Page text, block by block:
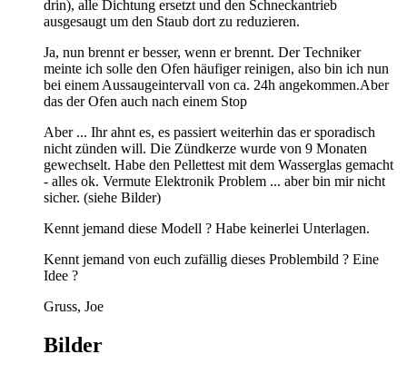
drin), alle Dichtung ersetzt und den Schneckantrieb
ausgesaugt um den Staub dort zu reduzieren.
Ja, nun brennt er besser, wenn er brennt. Der Techniker
meinte ich solle den Ofen häufiger reinigen, also bin ich nun
bei einem Aussaugeintervall von ca. 24h angekommen.Aber
das der Ofen auch nach einem Stop
Aber ... Ihr ahnt es, es passiert weiterhin das er sporadisch
nicht zünden will. Die Zündkerze wurde von 9 Monaten
gewechselt. Habe den Pellettest mit dem Wasserglas gemacht
- alles ok. Vermute Elektronik Problem ... aber bin mir nicht
sicher. (siehe Bilder)
Kennt jemand diese Modell ? Habe keinerlei Unterlagen.
Kennt jemand von euch zufällig dieses Problembild ? Eine
Idee ?
Gruss, Joe
Bilder